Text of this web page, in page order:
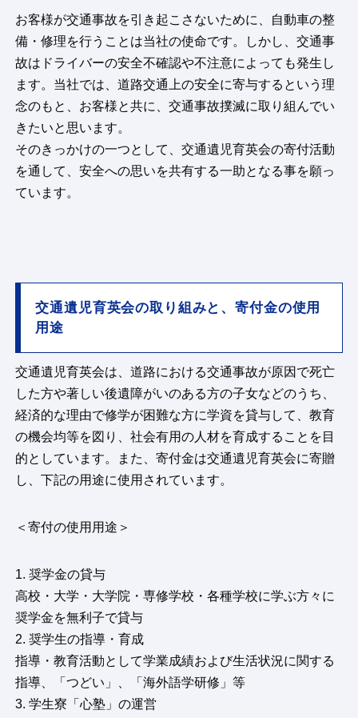
お客様が交通事故を引き起こさないために、自動車の整
備・修理を行うことは当社の使命です。しかし、交通事
故はドライバーの安全不確認や不注意によっても発生し
ます。当社では、道路交通上の安全に寄与するという理
念のもと、お客様と共に、交通事故撲滅に取り組んでい
きたいと思います。
そのきっかけの一つとして、交通遺児育英会の寄付活動
を通して、安全への思いを共有する一助となる事を願っ
ています。
交通遺児育英会の取り組みと、寄付金の使用
用途
交通遺児育英会は、道路における交通事故が原因で死亡
した方や著しい後遺障がいのある方の子女などのうち、
経済的な理由で修学が困難な方に学資を貸与して、教育
の機会均等を図り、社会有用の人材を育成することを目
的としています。また、寄付金は交通遺児育英会に寄贈
し、下記の用途に使用されています。
＜寄付の使用用途＞
1. 奨学金の貸与
高校・大学・大学院・専修学校・各種学校に学ぶ方々に
奨学金を無利子で貸与
2. 奨学生の指導・育成
指導・教育活動として学業成績および生活状況に関する
指導、「つどい」、「海外語学研修」等
3. 学生寮「心塾」の運営